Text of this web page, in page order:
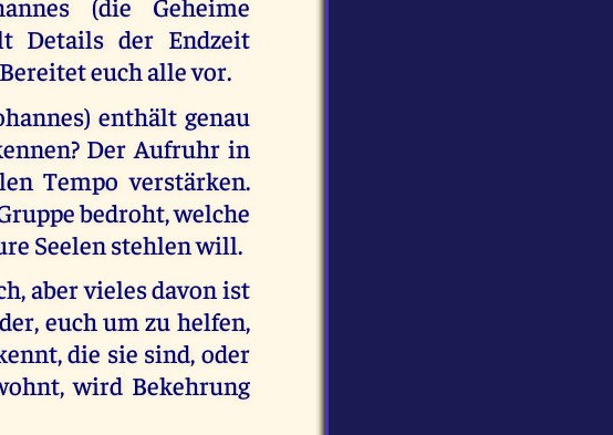
Details der Endzeit
euch alle vor.
enthält genau
Der Aufruhr in
Tempo verstärken.
bedroht, welche
Seelen stehlen will.
aber vieles davon ist
euch um zu helfen,
die sie sind, oder
wird Bekehrung